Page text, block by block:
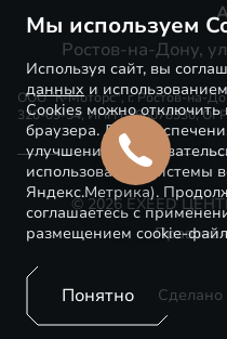
Ростов-на-Дону,
ООО "К-Моторс", г. Ростов-на-
320-09-54, ИНН 6166078330,
© 2026 EXEED
Мы используем
Используя сайт, вы
данных и
Cookies можно
браузера. Для
улучшения
использоваться системы
Яндекс.Метрика).
соглашаетесь с
размещением cookie-
Понятно